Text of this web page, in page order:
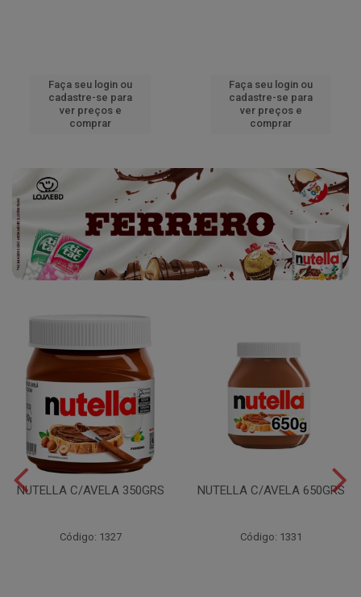
Faça seu login ou
cadastre-se para
ver preços e
comprar
Faça seu login ou
cadastre-se para
ver preços e
comprar
NUTELLA C/AVELA 350GRS
Código: 1327
NUTELLA C/AVELA 650GRS
Código: 1331